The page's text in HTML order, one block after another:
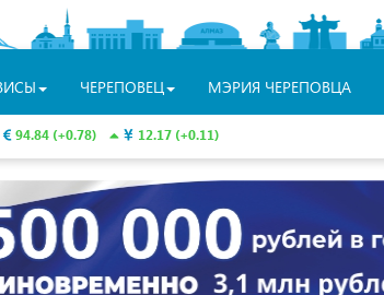
ЧЕРЕПОВЕЦ МЭРИЯ ЧЕРЕПОВЦА
94.84 (+0.78) 12.17 (+0.11)